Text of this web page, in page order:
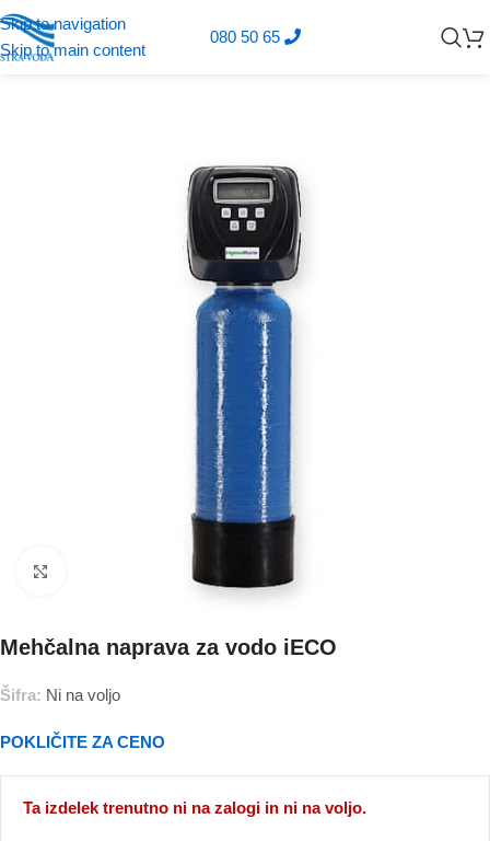
Skip to navigation
Skip to main content
080 50 65
Domov E-trgovina
Mehčalna naprava za vodo iECO
Šifra: Ni na voljo
POKLIČITE ZA CENO
Ta izdelek trenutno ni na zalogi in ni na voljo.